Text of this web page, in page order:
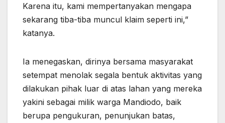
Karena itu, kami mempertanyakan mengapa
sekarang tiba-tiba muncul klaim seperti ini,”
katanya.
Ia menegaskan, dirinya bersama masyarakat
setempat menolak segala bentuk aktivitas yang
dilakukan pihak luar di atas lahan yang mereka
yakini sebagai milik warga Mandiodo, baik
berupa pengukuran, penunjukan batas,